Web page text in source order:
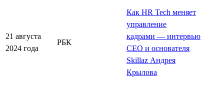
21 августа
2024 года
РБК
Как HR Tech меняет
управление
кадрами — интервью
CEO и основателя
Skillaz Андрея
Крылова